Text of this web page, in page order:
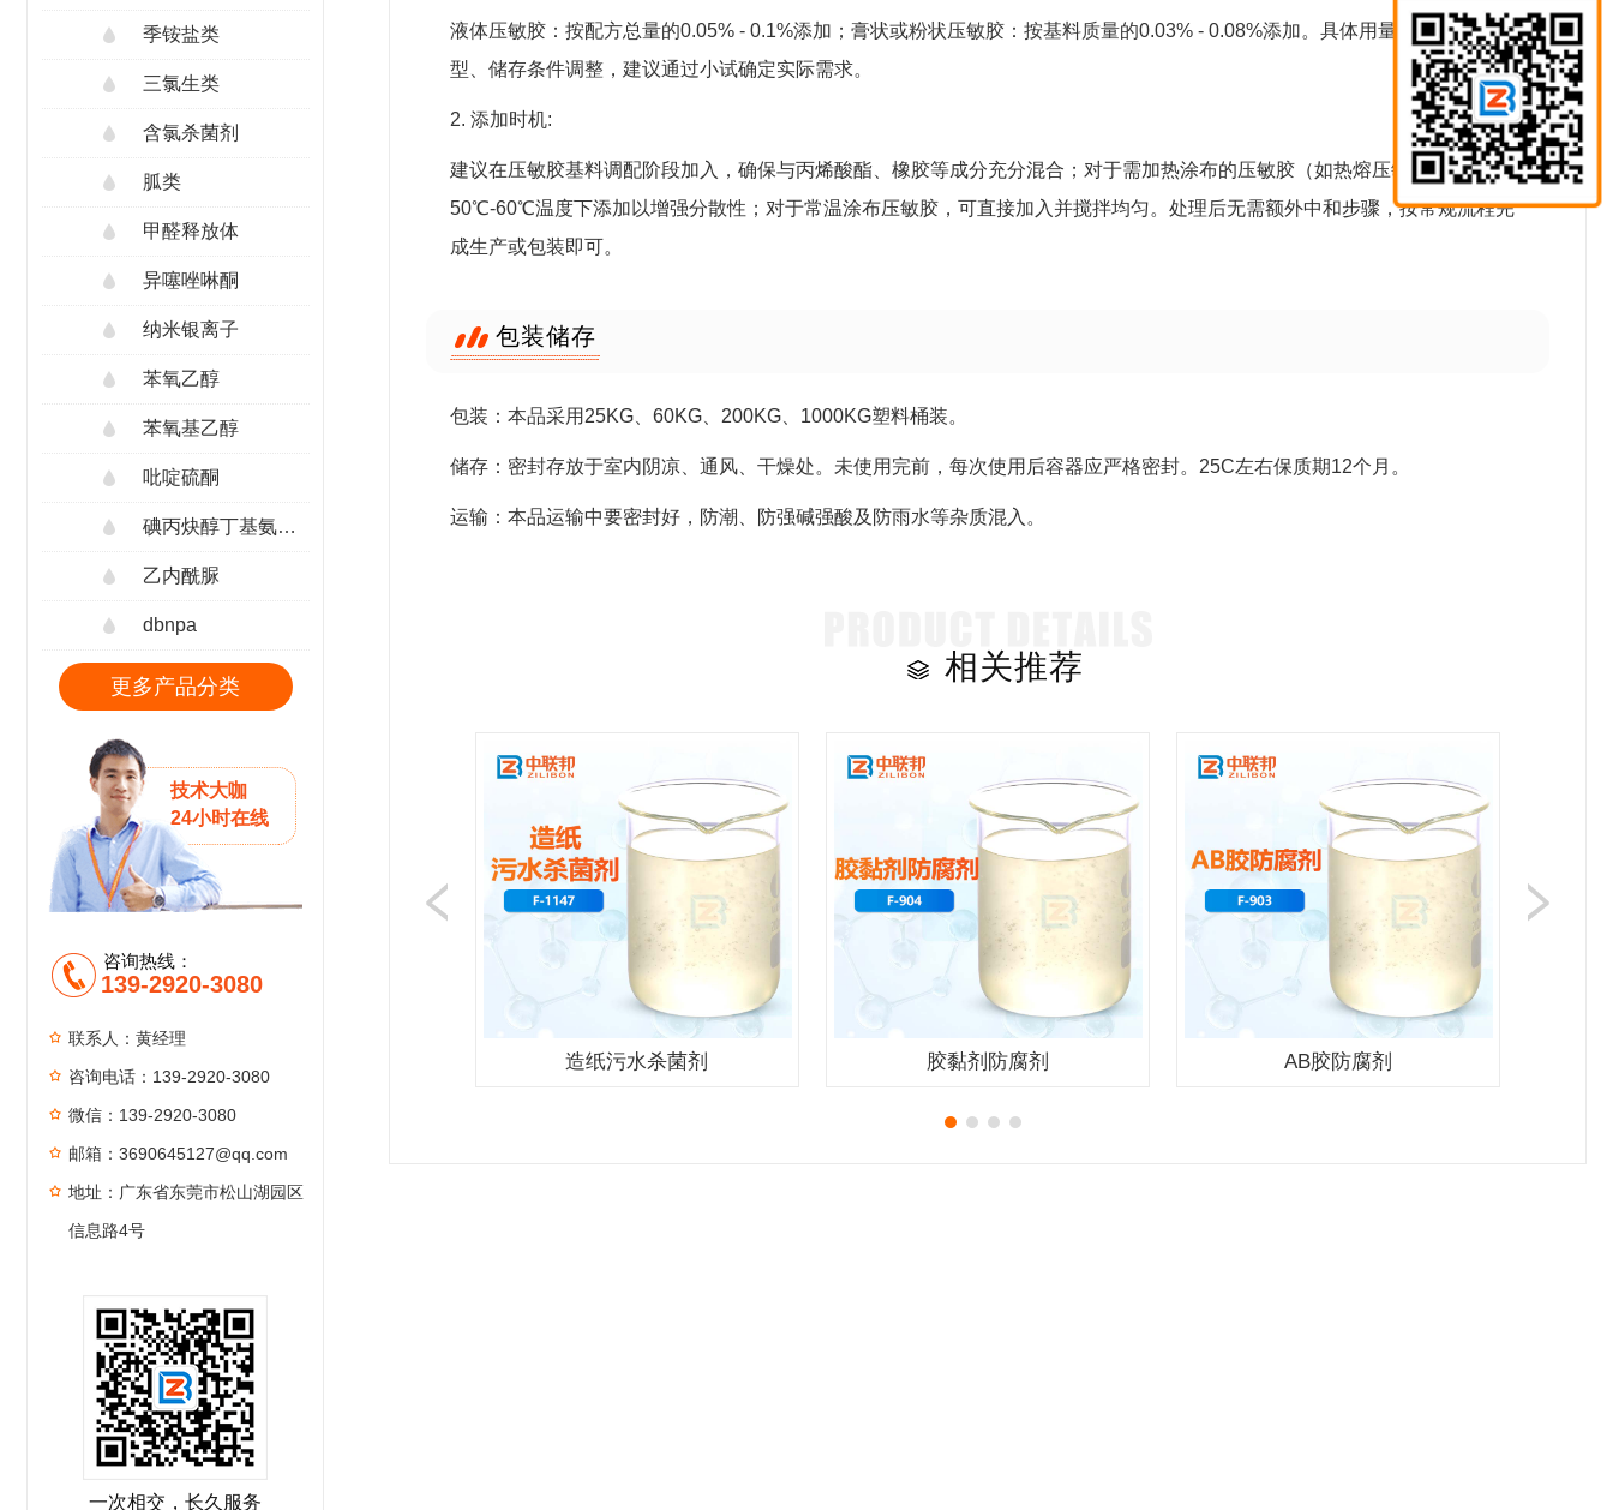
季铵盐类
三氯生类
含氯杀菌剂
胍类
甲醛释放体
异噻唑啉酮
纳米银离子
苯氧乙醇
苯氧基乙醇
吡啶硫酮
碘丙炔醇丁基氨甲酸酯
乙内酰脲
dbnpa
更多产品分类
技术大咖
24小时在线
咨询热线：
139-2920-3080
联系人：黄经理
咨询电话：139-2920-3080
微信：139-2920-3080
邮箱：3690645127@qq.com
地址：广东省东莞市松山湖园区
信息路4号
一次相交，长久服务
液体压敏胶：按配方总量的0.05% - 0.1%添加；膏状或粉状压敏胶：按基料质量的0.03% - 0.08%添加。具体用量需根据胶体类
型、储存条件调整，建议通过小试确定实际需求。
2. 添加时机:
建议在压敏胶基料调配阶段加入，确保与丙烯酸酯、橡胶等成分充分混合；对于需加热涂布的压敏胶（如热熔压敏胶），可在
50℃-60℃温度下添加以增强分散性；对于常温涂布压敏胶，可直接加入并搅拌均匀。处理后无需额外中和步骤，按常规流程完
成生产或包装即可。
包装储存
包装：本品采用25KG、60KG、200KG、1000KG塑料桶装。
储存：密封存放于室内阴凉、通风、干燥处。未使用完前，每次使用后容器应严格密封。25C左右保质期12个月。
运输：本品运输中要密封好，防潮、防强碱强酸及防雨水等杂质混入。
相关推荐
造纸污水杀菌剂 胶黏剂防腐剂 AB胶防腐剂